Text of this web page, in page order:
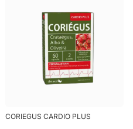
CORIEGUS CARDIO PLUS